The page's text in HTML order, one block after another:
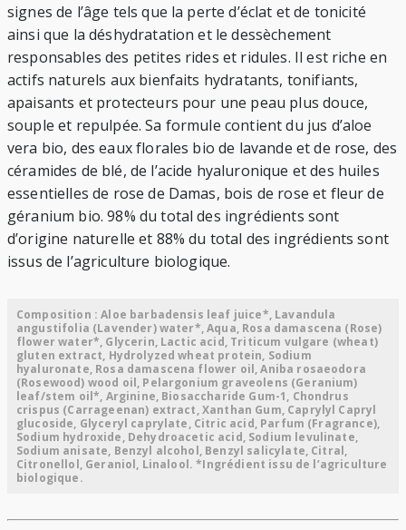
signes de l’âge tels que la perte d’éclat et de tonicité
ainsi que la déshydratation et le dessèchement
responsables des petites rides et ridules. Il est riche en
actifs naturels aux bienfaits hydratants, tonifiants,
apaisants et protecteurs pour une peau plus douce,
souple et repulpée. Sa formule contient du jus d’aloe
vera bio, des eaux florales bio de lavande et de rose, des
céramides de blé, de l’acide hyaluronique et des huiles
essentielles de rose de Damas, bois de rose et fleur de
géranium bio. 98% du total des ingrédients sont
d’origine naturelle et 88% du total des ingrédients sont
issus de l’agriculture biologique.
Composition : Aloe barbadensis leaf juice*, Lavandula
angustifolia (Lavender) water*, Aqua, Rosa damascena (Rose)
flower water*, Glycerin, Lactic acid, Triticum vulgare (wheat)
gluten extract, Hydrolyzed wheat protein, Sodium
hyaluronate, Rosa damascena flower oil, Aniba rosaeodora
(Rosewood) wood oil, Pelargonium graveolens (Geranium)
leaf/stem oil*, Arginine, Biosaccharide Gum-1, Chondrus
crispus (Carrageenan) extract, Xanthan Gum, Caprylyl Capryl
glucoside, Glyceryl caprylate, Citric acid, Parfum (Fragrance),
Sodium hydroxide, Dehydroacetic acid, Sodium levulinate,
Sodium anisate, Benzyl alcohol, Benzyl salicylate, Citral,
Citronellol, Geraniol, Linalool. *Ingrédient issu de l’agriculture
biologique.